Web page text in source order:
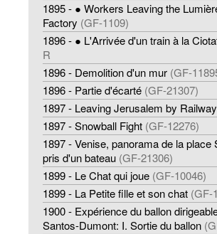
1895 - ● Workers Leaving the
Factory (GF-1109)
1896 - ● L'Arrivée d'un train à la
R
1896 - Demolition d'un mur (GF-
1896 - Partie d'écarté (GF-21307)
1897 - Leaving Jerusalem by Railway
1897 - Snowball Fight (GF-12276)
1897 - Venise, panorama de la place
pris d'un bateau (GF-21306)
1899 - Le Chat qui joue (GF-10046)
1899 - La Petite fille et son chat (GF-
1900 - Expérience du ballon
Santos-Dumont: I. Sortie du ballon